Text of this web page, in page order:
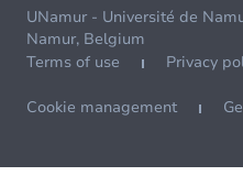
UNamur - Université de
Namur, Belgium
Terms of use
Privacy
Cookie management